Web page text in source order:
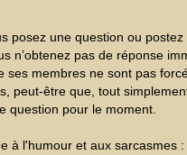
posez une question ou
n’obtenez pas de réponse
ses membres ne sont pas
peut-être que, tout
question pour le moment.
à l'humour et aux sarcasmes